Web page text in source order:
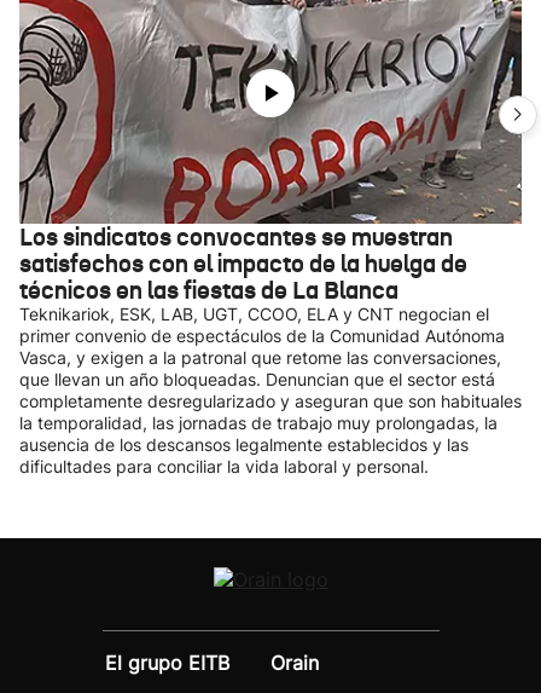
Los sindicatos convocantes se muestran
satisfechos con el impacto de la huelga de
técnicos en las fiestas de La Blanca
Teknikariok, ESK, LAB, UGT, CCOO, ELA y CNT negocian el
primer convenio de espectáculos de la Comunidad Autónoma
Vasca, y exigen a la patronal que retome las conversaciones,
que llevan un año bloqueadas. Denuncian que el sector está
completamente desregularizado y aseguran que son habituales
la temporalidad, las jornadas de trabajo muy prolongadas, la
ausencia de los descansos legalmente establecidos y las
dificultades para conciliar la vida laboral y personal.
El grupo EITB
Orain